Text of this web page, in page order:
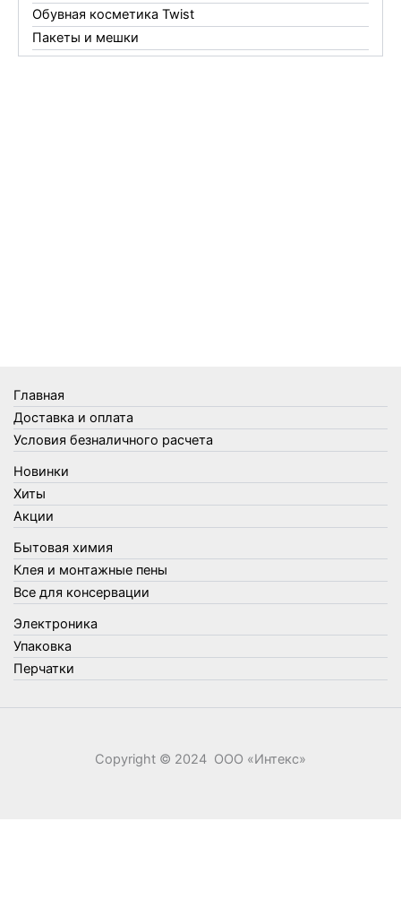
Обувная косметика Twist
Пакеты и мешки
Перчатки
Товары для кухни
Товары для сада и огорода
Товары для туризма и отдыха
Упаковка
Утеплители и прочее
Фонари, лампы и удлинители
Хозяйственные товары
Швабры, стекломои, черенки и насадки
Шнуры, веревки и шпагаты
Электроника
Элементы питания
Главная
Доставка и оплата
Условия безналичного расчета
Новинки
Хиты
Акции
Бытовая химия
Клея и монтажные пены
Все для консервации
Электроника
Упаковка
Перчатки
Copyright © 2024 ООО «‎Интекс»‎